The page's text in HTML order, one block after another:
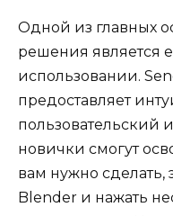
Одной из главных
решения является
использовании.
предоставляет
пользовательский
новички смогут
вам нужно сделать,
Blender и нажать